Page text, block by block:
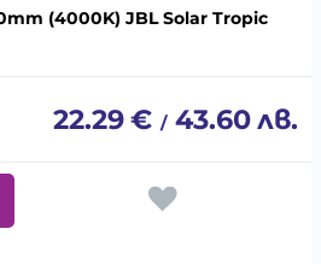
(4000K) JBL Solar Tropic
22.29€ / 43.60лв.